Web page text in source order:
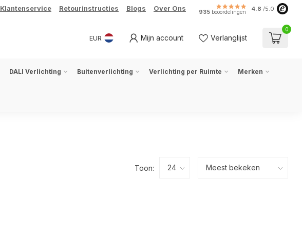
Klantenservice Retourinstructies Blogs Over Ons 935 beoordelingen 4.8 /5.0
EUR Mijn account Verlanglijst
0
DALI Verlichting Buitenverlichting Verlichting per Ruimte Merken
Toon: